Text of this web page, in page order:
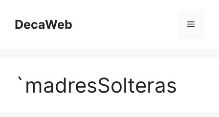
contenido
DecaWeb Menú
`madresSolteras